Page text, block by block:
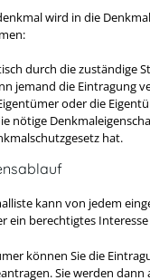
wird in die
durch die zuständige
jemand die Eintragung
oder die
nötige
hat.
kann von jedem
ein berechtigtes
können Sie die
Sie werden dann